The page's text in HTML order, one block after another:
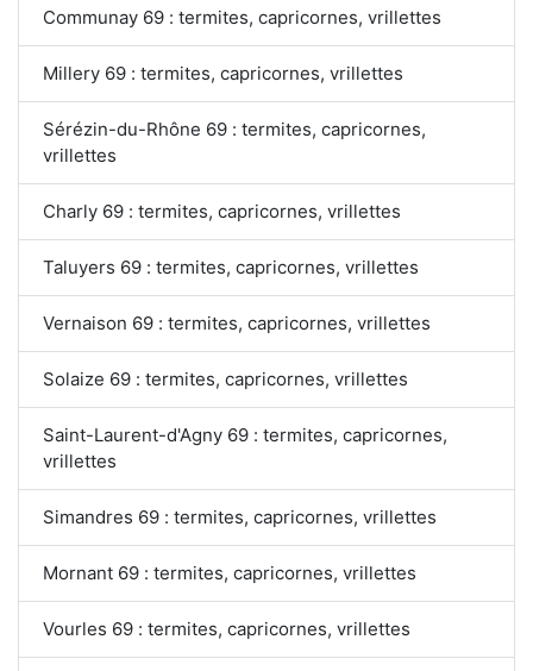
Communay 69 : termites, capricornes, vrillettes
Millery 69 : termites, capricornes, vrillettes
Sérézin-du-Rhône 69 : termites, capricornes,
vrillettes
Charly 69 : termites, capricornes, vrillettes
Taluyers 69 : termites, capricornes, vrillettes
Vernaison 69 : termites, capricornes, vrillettes
Solaize 69 : termites, capricornes, vrillettes
Saint-Laurent-d'Agny 69 : termites, capricornes,
vrillettes
Simandres 69 : termites, capricornes, vrillettes
Mornant 69 : termites, capricornes, vrillettes
Vourles 69 : termites, capricornes, vrillettes